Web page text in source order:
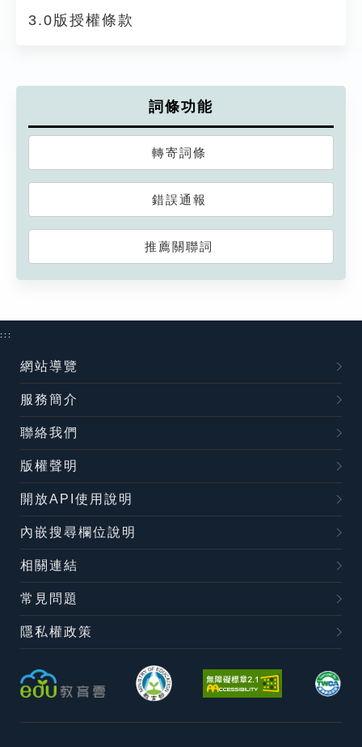
3.0版授權條款
詞條功能
轉寄詞條
錯誤通報
推薦關聯詞
:::
網站導覽
服務簡介
聯絡我們
版權聲明
開放API使用說明
內嵌搜尋欄位說明
相關連結
常見問題
隱私權政策